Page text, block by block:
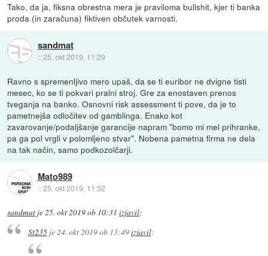
Tako, da ja, fiksna obrestna mera je praviloma bullshit, kjer ti banka
proda (in zaračuna) fiktiven občutek varnosti.
sandmat
::25. okt 2019, 11:29
Ravno s spremenljivo mero upaš, da se ti euribor ne dvigne tisti
mesec, ko se ti pokvari pralni stroj. Gre za enostaven prenos
tveganja na banko. Osnovni risk assessment ti pove, da je to
pametnejša odločitev od gamblinga. Enako kot
zavarovanje/podaljšanje garancije napram "bomo mi mel prihranke,
pa ga pol vrgli v polomljeno stvar". Nobena pametna firma ne dela
na tak način, samo podkozolčarji.
Mato989
::25. okt 2019, 11:32
sandmat je 25. okt 2019 ob 10:31 izjavil:
St235je24. okt 2019 ob 13:49izjavil: